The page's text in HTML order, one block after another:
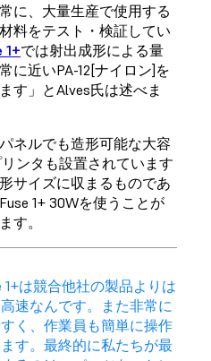
に、大量生産で使用する
料をテスト・検証してい
1+では射出成形による量
に近いPA-12[ナイロン]を
す」とAlves氏は述べま
ネルでも造形可能な大容
ンタも設置されています
サイズに収まるものであ
1+ 30Wを使うことが
す。
1+は競合他社の製品よりは
速なんです。また非常に
く、作業員も簡単に操作
す。最終的に私たちが最